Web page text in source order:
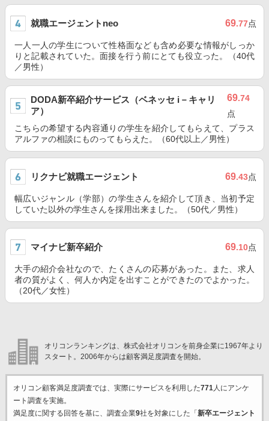
就職エージェントneo 69.77点
一人一人の学生について性格面なども含め必要な情報がしっか
りと記載されていた。面接を行う前にとても役立った。（40代
／男性）
DODA新卒紹介サービス（ベネッセ i－キャリ
ア）
69.74
点
こちらの希望する内容通りの学生を紹介してもらえて、プラス
アルファの相談にものってもらえた。（60代以上／男性）
リクナビ就職エージェント 69.43点
幅広いジャンル（学部）の学生さんを紹介して頂き、当初予定
していた以外の学生さんを採用出来ました。（50代／男性）
マイナビ新卒紹介 69.10点
大手の紹介会社なので、たくさんの応募があった。また、求人
者の質がよく、何人か内定を出すことができたのでよかった。
（20代／女性）
オリコンランキングは、株式会社オリコンを前身企業に1967年より
スタート。2006年からは顧客満足度調査を開始。
オリコン顧客満足度調査では、実際にサービスを利用した771人にアンケ
ート調査を実施。
満足度に関する回答を基に、調査企業9社を対象にした「 新卒エージェント